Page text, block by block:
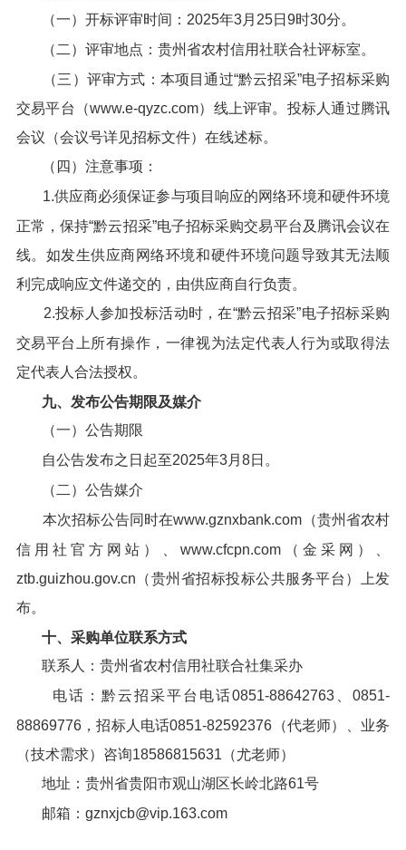
（一）开标评审时间：2025年3月25日9时30分。
（二）评审地点：贵州省农村信用社联合社评标室。
（三）评审方式：本项目通过“黔云招采”电子招标采购
交易平台（www.e-qyzc.com）线上评审。投标人通过腾讯
会议（会议号详见招标文件）在线述标。
（四）注意事项：
1.供应商必须保证参与项目响应的网络环境和硬件环境
正常，保持“黔云招采”电子招标采购交易平台及腾讯会议在
线。如发生供应商网络环境和硬件环境问题导致其无法顺
利完成响应文件递交的，由供应商自行负责。
2.投标人参加投标活动时，在“黔云招采”电子招标采购
交易平台上所有操作，一律视为法定代表人行为或取得法
定代表人合法授权。
九、发布公告期限及媒介
（一）公告期限
自公告发布之日起至2025年3月8日。
（二）公告媒介
本次招标公告同时在www.gznxbank.com（贵州省农村
信用社官方网站）、www.cfcpn.com（金采网）、
ztb.guizhou.gov.cn（贵州省招标投标公共服务平台）上发
布。
十、采购单位联系方式
联系人：贵州省农村信用社联合社集采办
电话：黔云招采平台电话0851-88642763、0851-
88869776，招标人电话0851-82592376（代老师）、业务
（技术需求）咨询18586815631（尤老师）
地址：贵州省贵阳市观山湖区长岭北路61号
邮箱：gznxjcb@vip.163.com